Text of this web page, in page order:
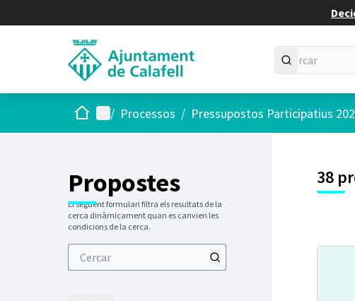
Inici Menú principal
/ Processos / Pressupostos Participatius
Propostes
El següent formulari filtra els resultats de la
cerca dinàmicament quan es canvien les
condicions de la cerca.
38